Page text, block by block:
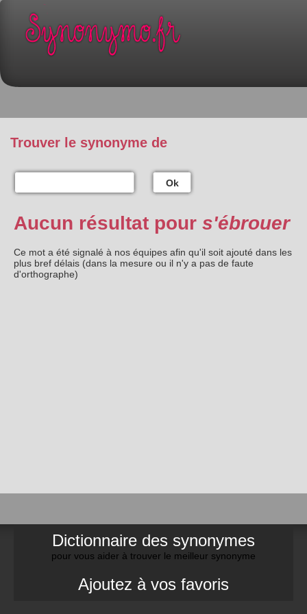
Trouver le synonyme de
Ok
Aucun résultat pour s'ébrouer
Ce mot a été signalé à nos équipes afin qu'il soit ajouté dans les
plus bref délais (dans la mesure ou il n'y a pas de faute
d'orthographe)
Dictionnaire des synonymes
pour vous aider à trouver le meilleur synonyme
Ajoutez à vos favoris